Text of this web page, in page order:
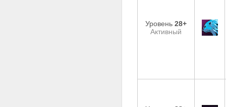
Уровень 28+
Активный